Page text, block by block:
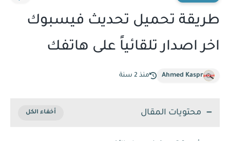
طريقة تحميل تحديث فيسبوك
اخر اصدار تلقائياً على هاتفك
Ahmed Kaspr منذ 2 سنة
محتويات المقال